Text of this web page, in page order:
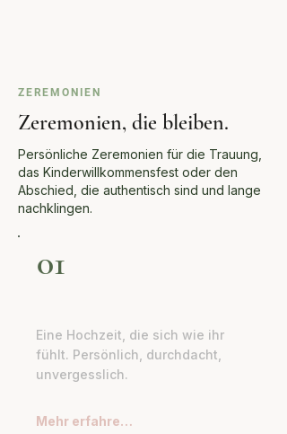
ZEREMONIEN
Zeremonien, die bleiben.
Persönliche Zeremonien für die Trauung,
das Kinderwillkommensfest oder den
Abschied, die authentisch sind und lange
nachklingen.
01
Eine Hochzeit, die sich wie ihr
fühlt. Persönlich, durchdacht,
unvergesslich.
Mehr erfahren →